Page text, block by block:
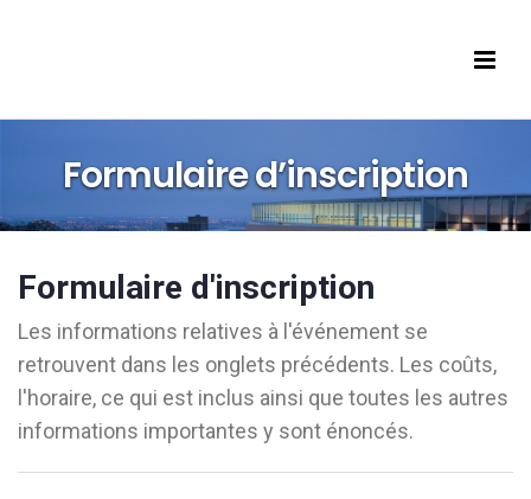
Formulaire d’inscription
Formulaire d'inscription
Les informations relatives à l'événement se
retrouvent dans les onglets précédents. Les coûts,
l'horaire, ce qui est inclus ainsi que toutes les autres
informations importantes y sont énoncés.